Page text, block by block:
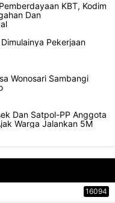
KBT, Kodim
Dan
Pekerjaan
Wonosari Sambangi
Dan Satpol-PP Anggota
Warga Jalankan 5M
16094